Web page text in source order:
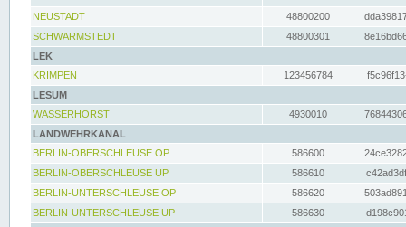
NEUSTADT
48800200
SCHWARMSTEDT
48800301
LEK
KRIMPEN
123456784
LESUM
WASSERHORST
4930010
LANDWEHRKANAL
BERLIN-OBERSCHLEUSE OP
586600
BERLIN-OBERSCHLEUSE UP
586610
BERLIN-UNTERSCHLEUSE OP
586620
BERLIN-UNTERSCHLEUSE UP
586630